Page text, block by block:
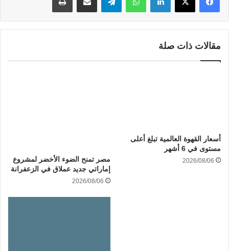
مقالات ذات صلة
أسعار القهوة العالمية تبلغ أعلى
مستوى في 6 أشهر
2026/08/06
مصر تمنح الضوء الأخضر لمشروع
إماراتي جديد عملاق في الزعفرانة
2026/08/06